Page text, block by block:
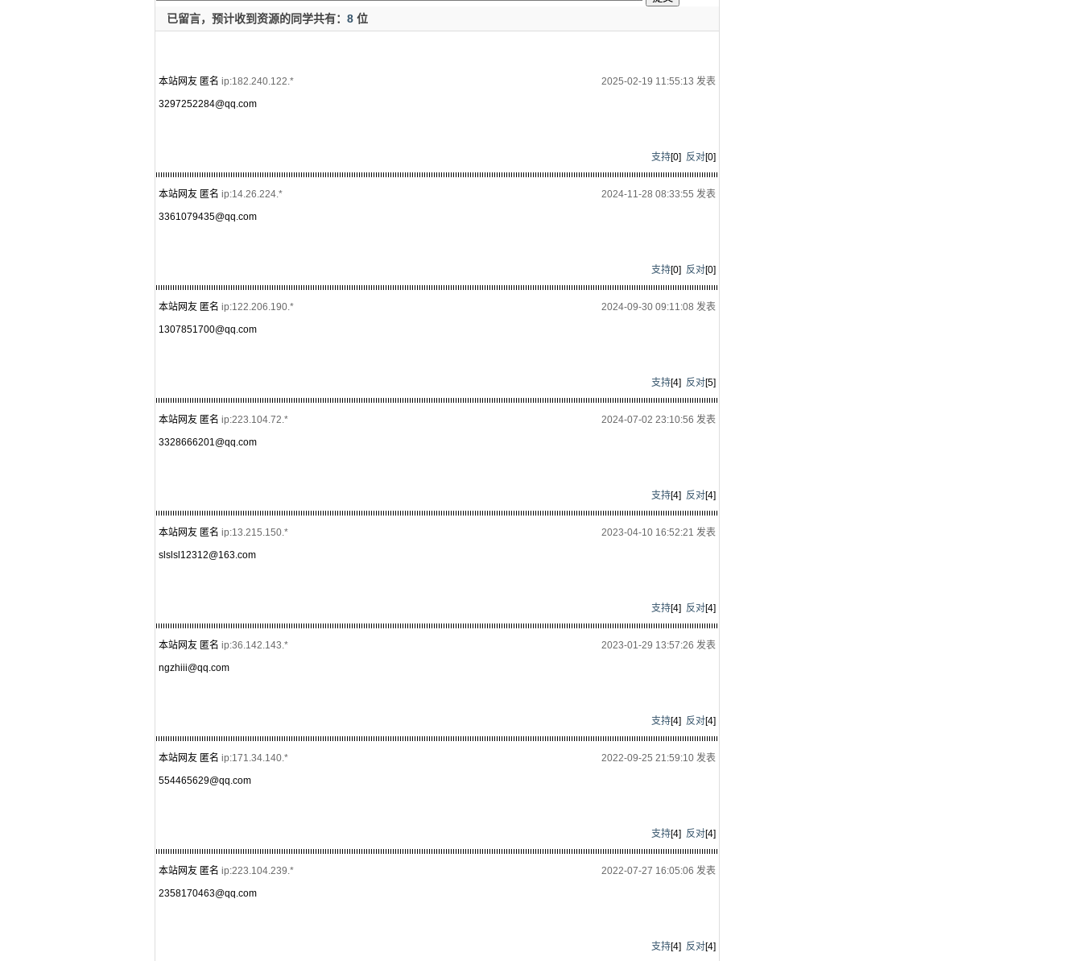
已留言，预计收到资源的同学共有： 8 位
本站网友 匿名 ip:182.240.122.*
2025-02-19 11:55:13 发表
3297252284@qq.com
支持[0] 反对[0]
本站网友 匿名 ip:14.26.224.*
2024-11-28 08:33:55 发表
3361079435@qq.com
支持[0] 反对[0]
本站网友 匿名 ip:122.206.190.*
2024-09-30 09:11:08 发表
1307851700@qq.com
支持[4] 反对[5]
本站网友 匿名 ip:223.104.72.*
2024-07-02 23:10:56 发表
3328666201@qq.com
支持[4] 反对[4]
本站网友 匿名 ip:13.215.150.*
2023-04-10 16:52:21 发表
slslsl12312@163.com
支持[4] 反对[4]
本站网友 匿名 ip:36.142.143.*
2023-01-29 13:57:26 发表
ngzhiii@qq.com
支持[4] 反对[4]
本站网友 匿名 ip:171.34.140.*
2022-09-25 21:59:10 发表
554465629@qq.com
支持[4] 反对[4]
本站网友 匿名 ip:223.104.239.*
2022-07-27 16:05:06 发表
2358170463@qq.com
支持[4] 反对[4]